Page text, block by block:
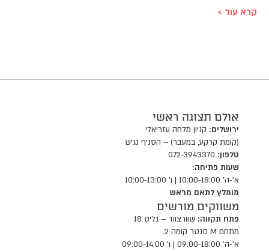
קרא עוד >
אולם תצוגה ראשי
ירושלים: קניון מלחה עזריאלי
(קומת קרקע, במעבר) – הסניף נגיש
טלפון:
שעות פתיחה:
א'-ה' 10:00-18:00 | ו' 10:00-13:00
מומלץ לתאם מראש
משווקים מורשים
פתח תקווה: שוורצווד – גליס 18
מתחם M סנטר קומה 2.
א'-ה' 09:00-18:00 | ו' 09:00-14:00